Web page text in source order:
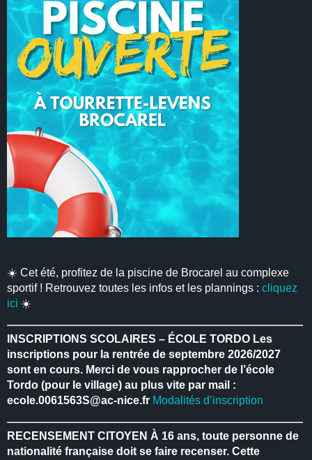
☀️ Cet été, profitez de la piscine de Brocarel au complexe
sportif ! Retrouvez toutes les infos et les plannings :cliquez
ici ☀️
INSCRIPTIONS SCOLAIRES – ÉCOLE TORDO Les
inscriptions pour la rentrée de septembre 2026/2027
sont en cours. Merci de vous rapprocher de l’école
Tordo (pour le village) au plus vite par mail :
ecole.0061563S@ac-nice.fr Modalités d’inscription
RECENSEMENT CITOYEN À 16 ans, toute personne de
nationalité française doit se faire recenser. Cette